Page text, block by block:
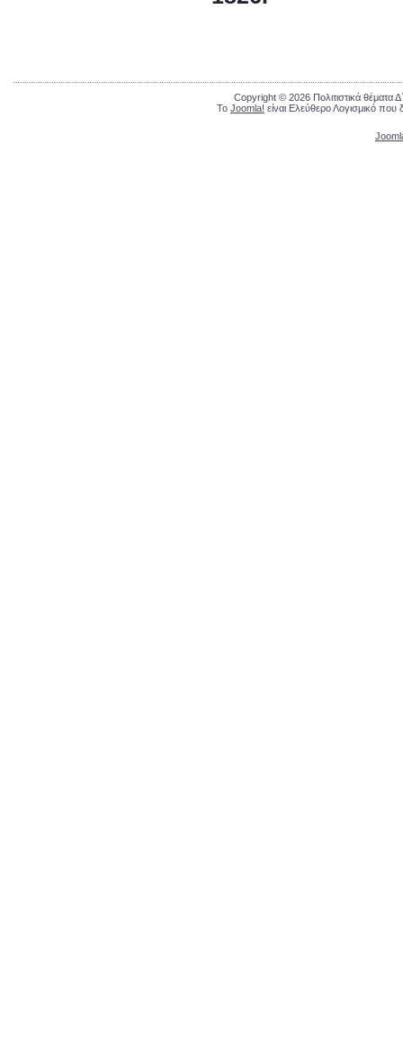
Copyright © 2026 Πολιτιστικά θέματα
Το Joomla! είναι Ελεύθερο Λογισμικό που